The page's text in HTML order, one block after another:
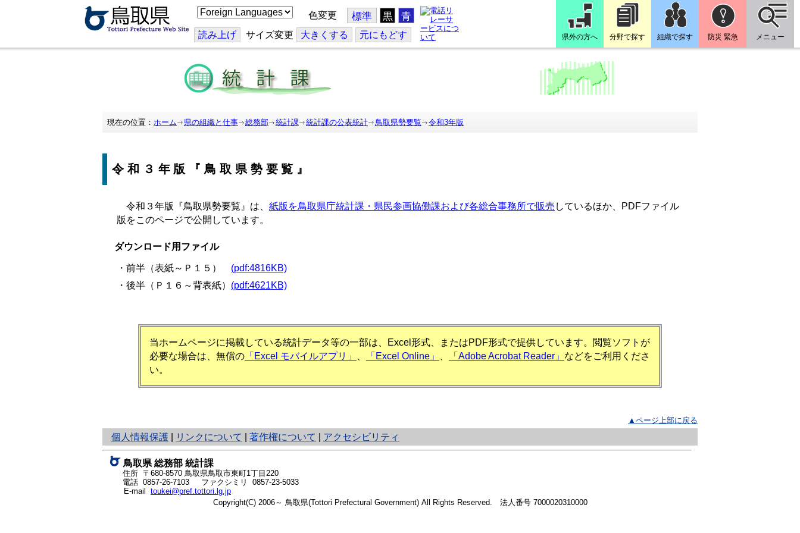
こ
の
ジ
を
訳
す
る
色変更 標準 黒 青
読み上げ サイズ変更 大きくする 元にもどす 県外の方へ 分野で探す 組織で探す 防災 緊急 メニュー
現在の位置： ホーム 県の組織と仕事 総務部 統計課 統計課の公表統計 鳥取県勢要覧 令和3年版
令和３年版『鳥取県勢要覧』
令和３年版『鳥取県勢要覧』は、 紙版を鳥取県庁統計課・県民参画協働課および各総合事務所で販売 しているほか、PDFファイル
版をこのページで公開しています。
ダウンロード用ファイル
・前半（表紙～Ｐ１５） (pdf:4816KB)
・後半（Ｐ１６～背表紙） (pdf:4621KB)
当ホームページに掲載している統計データ等の一部は、Excel形式、またはPDF形式で提供しています。閲覧ソフトが
必要な場合は、無償の 「Excel モバイルアプリ」 「Excel Online」 「Adobe Acrobat Reader」 などをご利用くださ
い。
▲ページ上部に戻る
個人情報保護
と
り
ネ
ッ
ト
へ
リンクについて 著作権について アクセシビリティ
鳥取県 総務部 統計課
住所 〒680-8570 鳥取県鳥取市東町1丁目220
電話 0857-26-7103
ファクシミリ 0857-23-5033
E-mail toukei@pref.tottori.lg.jp
Copyright(C) 2006～ 鳥取県(Tottori Prefectural Government) All Rights Reserved. 法人番号 7000020310000